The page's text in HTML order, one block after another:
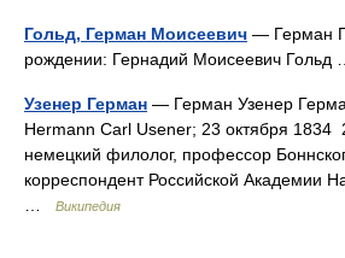
Гольд, Герман Моисеевич — Герман
рождении: Гернадий Моисеевич
Узенер Герман — Герман Узенер
Hermann Carl Usener; 23 октября 1834
немецкий филолог, профессор
корреспондент Российской Академии
Википедия